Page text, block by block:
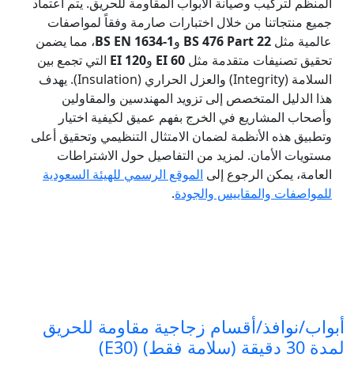
جميع منتجاتنا من خلال اختبارات صارمة وفقاً لمواصفات
عالمية مثل BS 476 Part 22 وBS EN 1634-1، مما يضمن
تحقيق تصنيفات متقدمة مثل EI 60 وEI 120 التي تجمع بين
السلامة (Integrity) والعزل الحراري (Insulation). يهدف
هذا الدليل المتخصص إلى تزويد المهندسين والمقاولين
وأصحاب المشاريع في الخرج بفهم عميق لكيفية اختيار
وتطبيق هذه الأنظمة لضمان الامتثال التنظيمي وتحقيق أعلى
مستويات الأمان. لمزيد من التفاصيل حول الاشتراطات
العامة، يمكن الرجوع إلى الموقع الرسمي للهيئة السعودية
للمواصفات والمقاييس والجودة.
أبواب/نوافذ/أقسام زجاجية مقاومة للحريق
لمدة 30 دقيقة (سلامة فقط) (E30)